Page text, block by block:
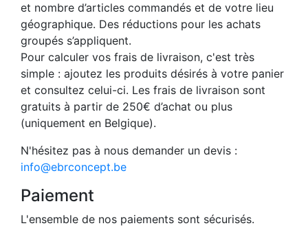
et nombre d’articles commandés et de votre lieu
géographique. Des réductions pour les achats
groupés s’appliquent.
Pour calculer vos frais de livraison, c'est très
simple : ajoutez les produits désirés à votre panier
et consultez celui-ci. Les frais de livraison sont
gratuits à partir de 250€ d’achat ou plus
(uniquement en Belgique).
N'hésitez pas à nous demander un devis :
info@ebrconcept.be
Paiement
L'ensemble de nos paiements sont sécurisés.